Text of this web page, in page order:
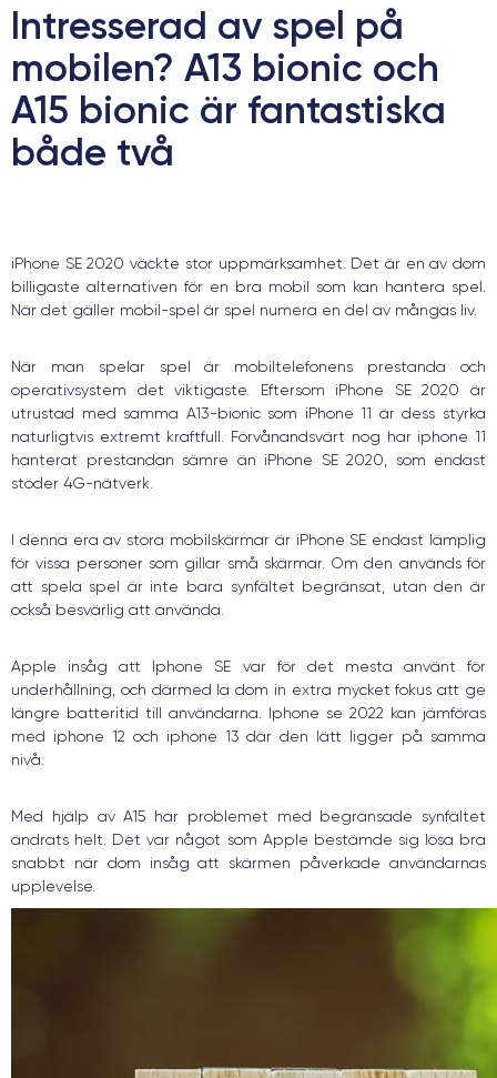
Intresserad av spel på
mobilen? A13 bionic och
A15 bionic är fantastiska
både två
iPhone SE 2020 väckte stor uppmärksamhet. Det är en av dom
billigaste alternativen för en bra mobil som kan hantera spel.
När det gäller mobil-spel är spel numera en del av mångas liv.
När man spelar spel är mobiltelefonens prestanda och
operativsystem det viktigaste. Eftersom iPhone SE 2020 är
utrustad med samma A13-bionic som iPhone 11 är dess styrka
naturligtvis extremt kraftfull. Förvånandsvärt nog har iphone 11
hanterat prestandan sämre än iPhone SE 2020, som endast
stöder 4G-nätverk.
I denna era av stora mobilskärmar är iPhone SE endast lämplig
för vissa personer som gillar små skärmar. Om den används för
att spela spel är inte bara synfältet begränsat, utan den är
också besvärlig att använda.
Apple insåg att Iphone SE var för det mesta använt för
underhållning, och därmed la dom in extra mycket fokus att ge
längre batteritid till användarna. Iphone se 2022 kan jämföras
med iphone 12 och iphone 13 där den lätt ligger på samma
nivå.
Med hjälp av A15 har problemet med begränsade synfältet
ändrats helt. Det var något som Apple bestämde sig lösa bra
snabbt när dom insåg att skärmen påverkade användarnas
upplevelse.